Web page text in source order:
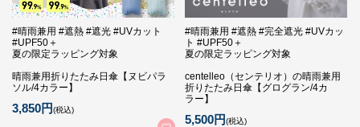
#晴雨兼用 #遮熱 #遮光 #UVカット
#UPF50＋
夏の限定ラッピング対象
晴雨兼用折りたたみ日傘【ヌビパラ
ソル/4カラー】
3,850円(税込)
#晴雨兼用 #遮熱 #完全遮光 #UVカッ
ト #UPF50＋
夏の限定ラッピング対象
centelleo（センテリオ）の晴雨兼用
折りたたみ日傘【グログラン/4カ
ラー】
5,500円(税込)